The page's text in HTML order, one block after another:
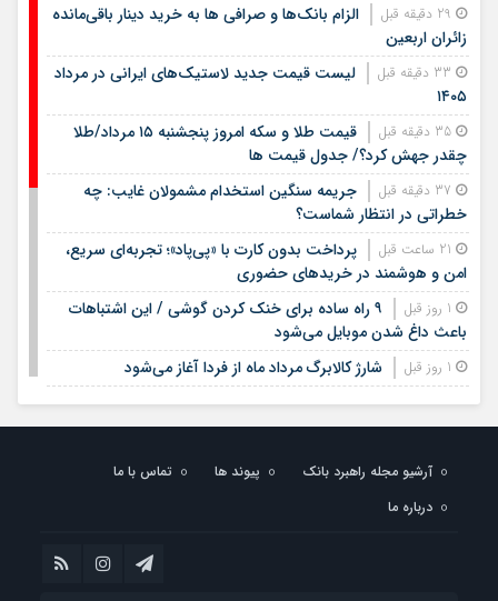
الزام بانک‌ها و صرافی ها به خرید دینار باقی‌مانده
زائران اربعین
لیست قیمت جدید لاستیک‌های ایرانی در مرداد
۱۴۰۵
قیمت طلا و سکه امروز پنجشنبه ۱۵ مرداد/طلا
چقدر جهش کرد؟/ جدول قیمت ها
جریمه سنگین استخدام مشمولان غایب: چه
خطراتی در انتظار شماست؟
پرداخت بدون کارت با «پی‌پاد»؛ تجربه‌ای سریع،
امن و هوشمند در خریدهای حضوری
۹ راه ساده برای خنک کردن گوشی / این اشتباهات
باعث داغ شدن موبایل می‌شود
شارژ کالابرگ مرداد ماه از فردا آغاز می‌شود
1 روز قبل
لیست قیمت اجاره مسکن در شهرک غرب |
اجاره‌نشینی در این منطقه چقدر هزینه دارد؟ + جدول مردادماه
لیست قیمت خرید مسکن در تهرانسر/ قیمت خرید
هر متر آپارتمان در این منطقه چقدر است؟ + جدول
آرشیو مجله راهبرد بانک پیوند ها
تماس با ما
درباره ما